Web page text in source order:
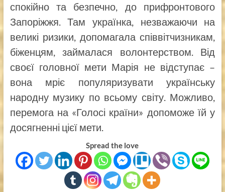
спокійно та безпечно, до прифронтового
Запоріжжя. Там українка, незважаючи на
великі ризики, допомагала співвітчизникам,
біженцям, займалася волонтерством. Від
своєї головної мети Марія не відступає –
вона мріє популяризувати українську
народну музику по всьому світу. Можливо,
перемога на «Голосі країни» допоможе їй у
досягненні цієї мети.
Spread the love